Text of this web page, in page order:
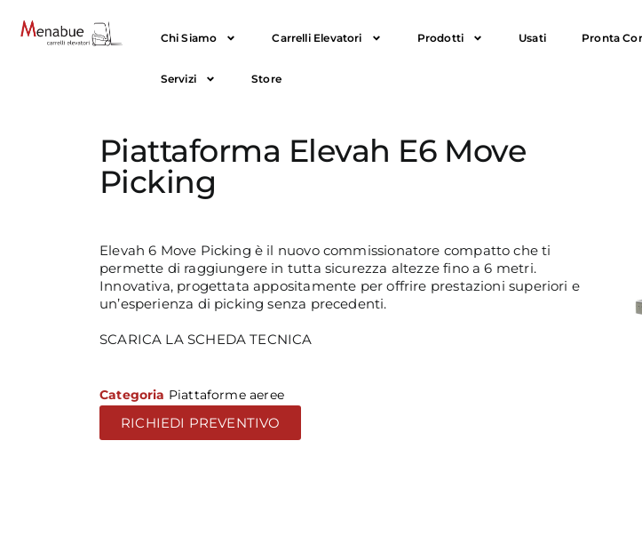
Chi Siamo Carrelli Elevatori Prodotti Usati Pronta
Servizi Store
Piattaforma Elevah E6 Move
Picking
Elevah 6 Move Picking è il nuovo commissionatore compatto che ti
permette di raggiungere in tutta sicurezza altezze fino a 6 metri.
Innovativa, progettata appositamente per offrire prestazioni superiori e
un’esperienza di picking senza precedenti.
SCARICA LA SCHEDA TECNICA
Categoria Piattaforme aeree
RICHIEDI PREVENTIVO